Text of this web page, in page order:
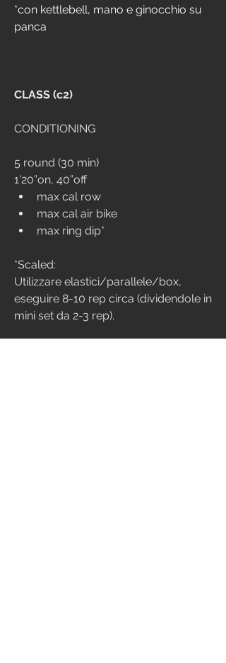
*con kettlebell, mano e ginocchio su
panca
CLASS (c2)
CONDITIONING
5 round (30 min)
1’20”on, 40”off
max cal row
max cal air bike
max ring dip*
*Scaled:
Utilizzare elastici/parallele/box,
eseguire 8-10 rep circa (dividendole in
mini set da 2-3 rep).